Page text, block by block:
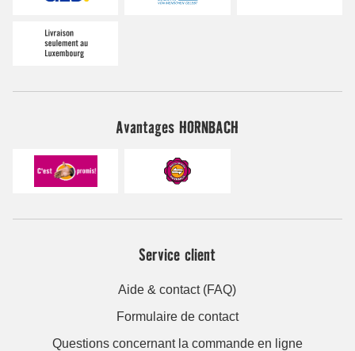
Avantages HORNBACH
Service client
Aide & contact (FAQ)
Formulaire de contact
Questions concernant la commande en ligne